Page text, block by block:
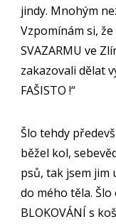
jindy. Mnohým
Vzpomínám si,
SVAZARMU ve
zakazovali dělat
FAŠISTO !“
Šlo tehdy
běžel kol,
psů, tak jsem jim
do mého těla.
BLOKOVÁNÍ s